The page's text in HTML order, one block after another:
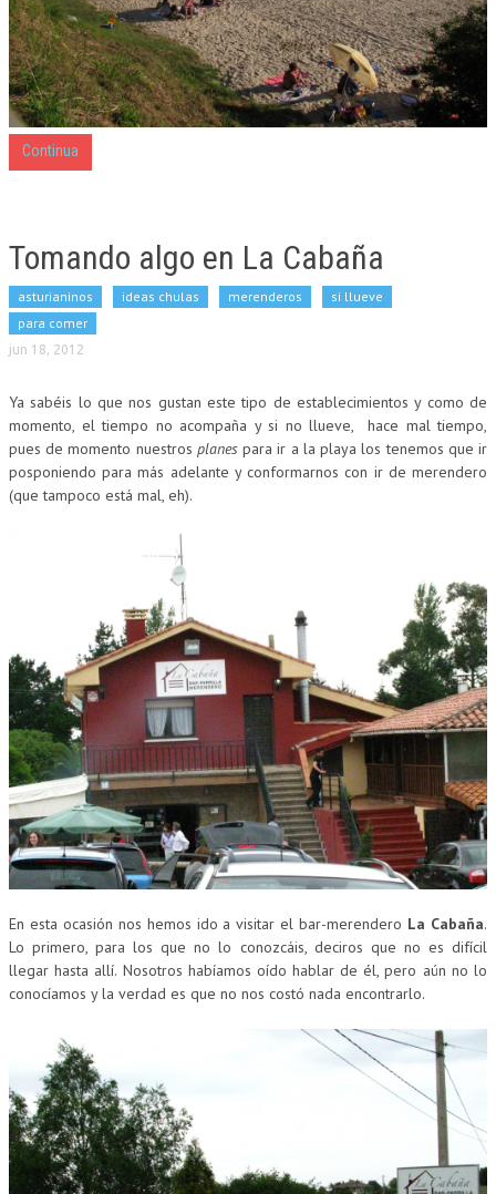
Continua
Tomando algo en La Cabaña
asturianinos ideas chulas merenderos
si llueve
para comer
jun 18, 2012
Ya sabéis lo que nos gustan este tipo de establecimientos y como de
momento, el tiempo no acompaña y si no llueve, hace mal tiempo,
pues de momento nuestros planespara ir a la playa los tenemos que ir
posponiendo para más adelante y conformarnos con ir de merendero
(que tampoco está mal, eh).
En esta ocasión nos hemos ido a visitar el bar-merendero La Cabaña.
Lo primero, para los que no lo conozcáis, deciros que no es difícil
llegar hasta allí. Nosotros habíamos oído hablar de él, pero aún no lo
conocíamos y la verdad es que no nos costó nada encontrarlo.